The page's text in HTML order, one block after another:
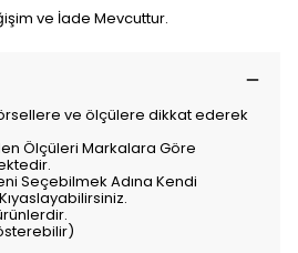
ve İade Mevcuttur.
ve ölçülere dikkat ederek
Ölçüleri Markalara Göre
Seçebilmek Adına Kendi